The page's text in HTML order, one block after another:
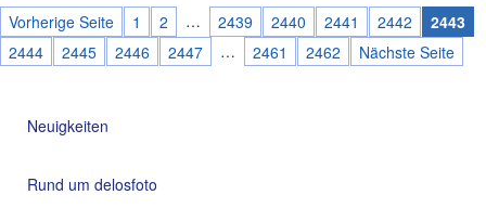
Vorherige Seite 1 2 … 2439 2440 2441 2442
2443
2444
2445 2446 2447 … 2461 2462 Nächste Seite
Neuigkeiten
Rund um delosfoto